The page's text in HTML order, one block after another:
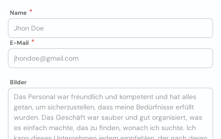
Name
E-Mail
Bilder